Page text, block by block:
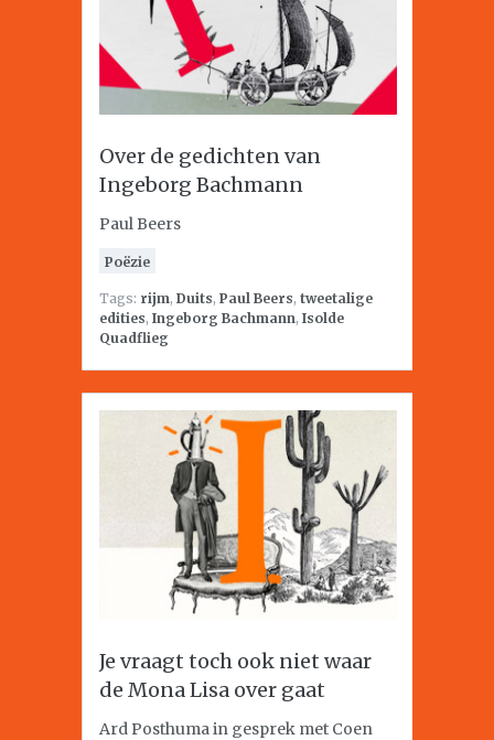
Over de gedichten van
Ingeborg Bachmann
Paul Beers
Poëzie
Tags: rijm, Duits, Paul Beers, tweetalige
edities, Ingeborg Bachmann, Isolde
Quadflieg
Je vraagt toch ook niet waar
de Mona Lisa over gaat
Ard Posthuma in gesprek met Coen